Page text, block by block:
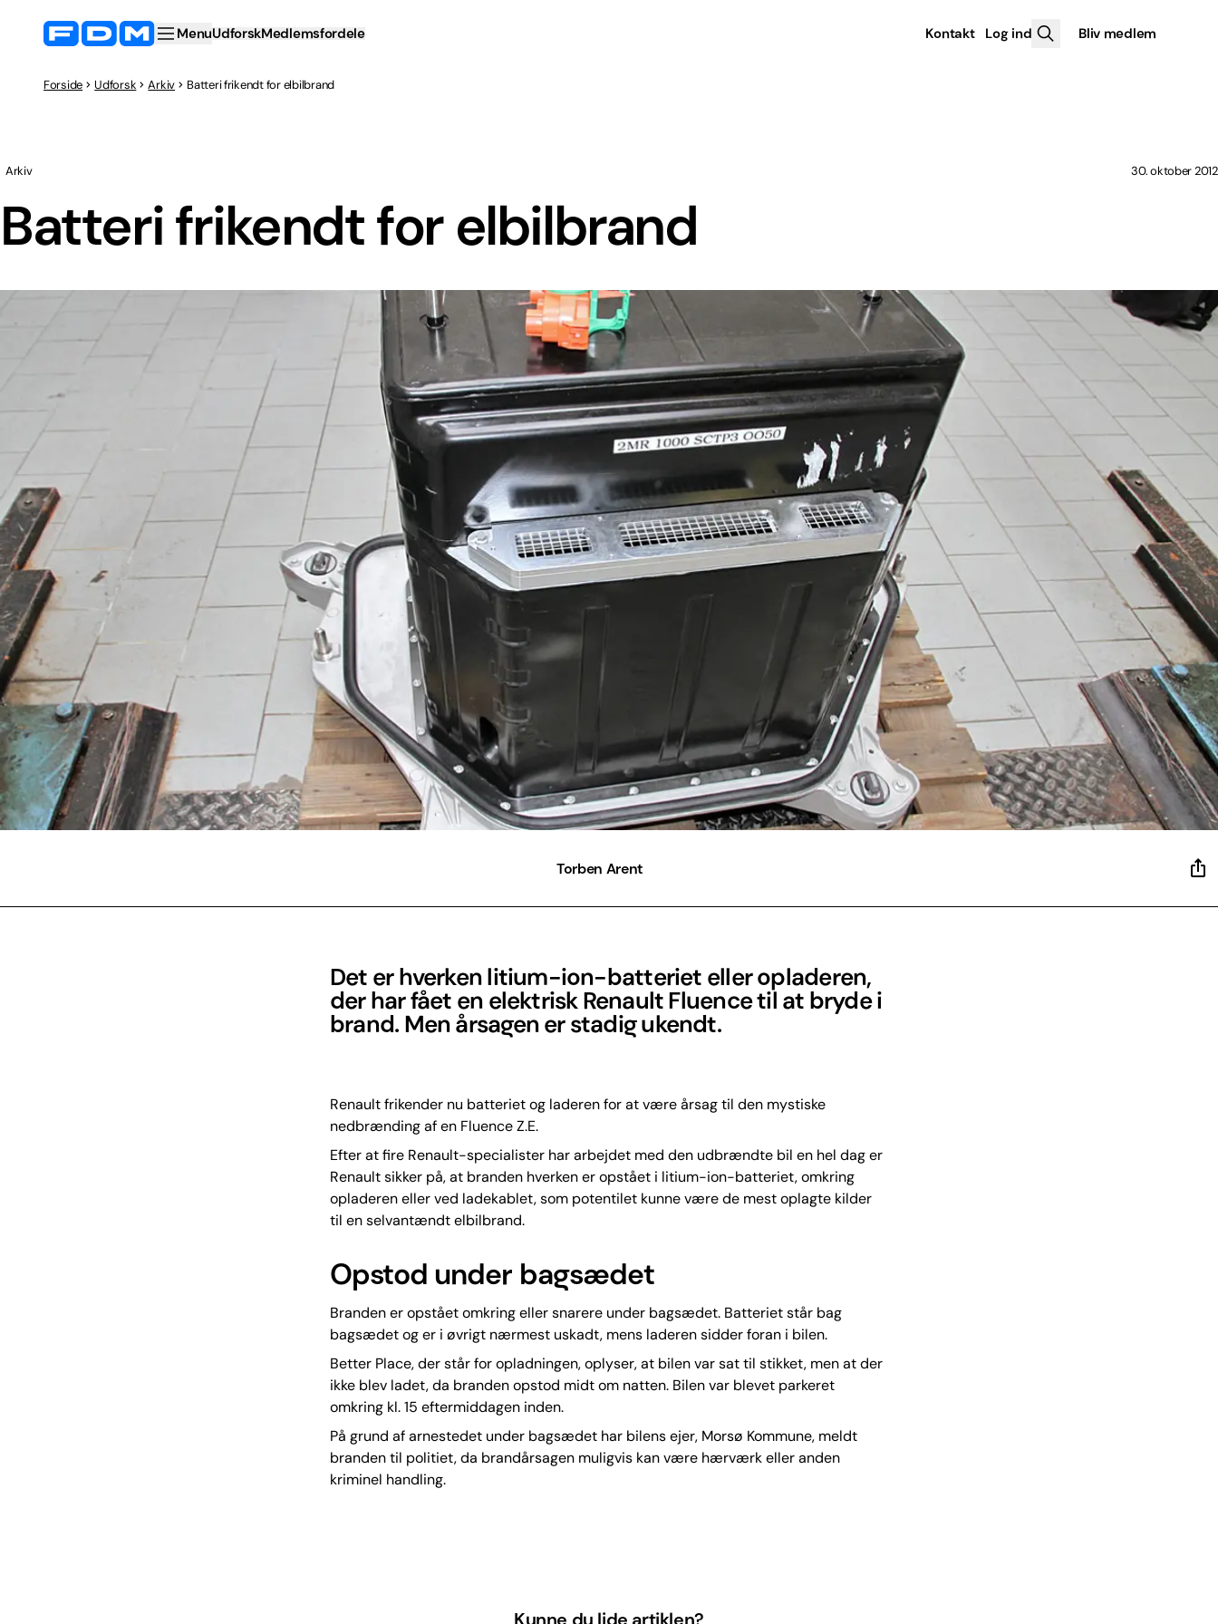
MenuUdforskMedlemsfordele Kontakt Log ind Bliv medlem
Forside Udforsk Arkiv Batteri frikendt for elbilbrand
Batteri frikendt for elbilbrand
Arkiv 30. oktober 2012
Torben Arent
Det er hverken litium-ion-batteriet eller opladeren,
der har fået en elektrisk Renault Fluence til at bryde i
brand. Men årsagen er stadig ukendt.
Renault frikender nu batteriet og laderen for at være årsag til den mystiske
nedbrænding af en Fluence Z.E.
Efter at fire Renault-specialister har arbejdet med den udbrændte bil en hel dag er
Renault sikker på, at branden hverken er opstået i litium-ion-batteriet, omkring
opladeren eller ved ladekablet, som potentilet kunne være de mest oplagte kilder
til en selvantændt elbilbrand.
Opstod under bagsædet
Branden er opstået omkring eller snarere under bagsædet. Batteriet står bag
bagsædet og er i øvrigt nærmest uskadt, mens laderen sidder foran i bilen.
Better Place, der står for opladningen, oplyser, at bilen var sat til stikket, men at der
ikke blev ladet, da branden opstod midt om natten. Bilen var blevet parkeret
omkring kl. 15 eftermiddagen inden.
På grund af arnestedet under bagsædet har bilens ejer, Morsø Kommune, meldt
branden til politiet, da brandårsagen muligvis kan være hærværk eller anden
kriminel handling.